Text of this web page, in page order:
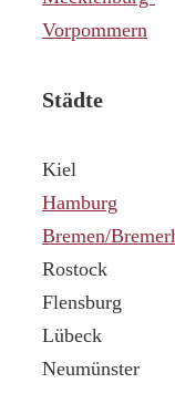
Vorpommern
Städte
Kiel
Hamburg
Bremen/
Rostock
Flensburg
Lübeck
Neumünster